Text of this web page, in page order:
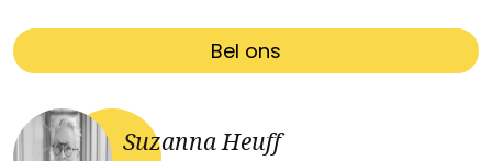
Bel ons
Suzanna Heuff